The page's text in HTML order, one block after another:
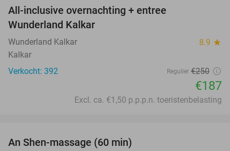
All-inclusive overnachting + entree
Wunderland Kalkar
Wunderland Kalkar 8.9 star
Kalkar
Verkocht: 392
Regulier €250
€187
Excl. ca. €1,50 p.p.p.n. toeristenbelasting
An Shen-massage (60 min)